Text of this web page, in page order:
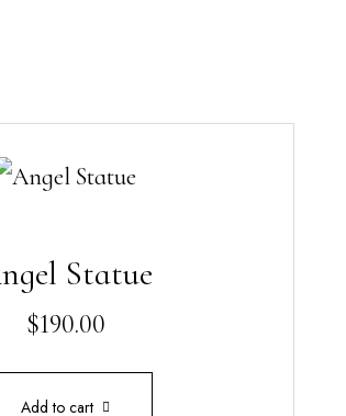
Statue
$190.00
Add to cart